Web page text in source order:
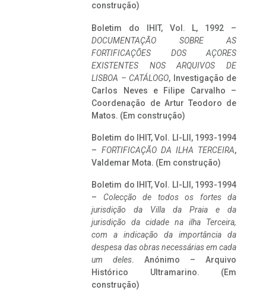
construção)
Boletim do IHIT, Vol. L, 1992 –
DOCUMENTAÇÃO SOBRE AS
FORTIFICAÇÕES DOS AÇORES
EXISTENTES NOS ARQUIVOS DE
LISBOA – CATÁLOGO, Investigação de
Carlos Neves e Filipe Carvalho –
Coordenação de Artur Teodoro de
Matos. (Em construção)
Boletim do IHIT, Vol. LI-LII, 1993-1994
– FORTIFICAÇÃO DA ILHA TERCEIRA,
Valdemar Mota. (Em construção)
Boletim do IHIT, Vol. LI-LII, 1993-1994
– Colecção de todos os fortes da
jurisdição da Villa da Praia e da
jurisdição da cidade na ilha Terceira,
com a indicação da importância da
despesa das obras necessárias em cada
um deles. Anónimo – Arquivo
Histórico Ultramarino. (Em
construção)